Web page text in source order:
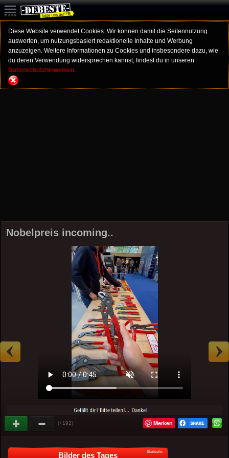
Diese Website verwendet Cookies. Wir können damit die Seitennutzung
auswerten, um nutzungsbasiert redaktionelle Inhalte und Werbung
anzuzeigen. Weitere Informationen zu Cookies und insbesondere dazu, wie
du deren Verwendung widersprechen kannst, findest du in unseren
Datenschutzhinweisen.
Nobelpreis incoming..
(+192) Merken
Bilder des Tages Startseite